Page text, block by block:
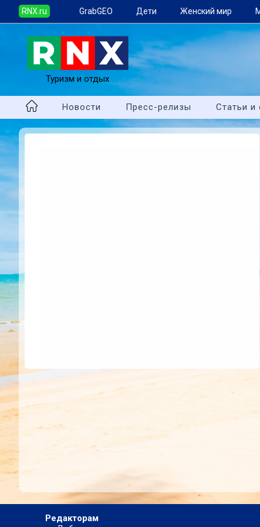
RNX.ru GrabGEO Дети Женский мир
Туризм и отдых
Новости Пресс-релизы Статьи и
Редакторам